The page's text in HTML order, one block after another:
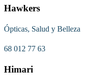
Hawkers
Ópticas, Salud y Belleza
68 012 77 63
Himari